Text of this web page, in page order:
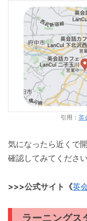
引用： 英
気になったら近くで
確認してみてください
>>>公式サイト《英
ラーニングス